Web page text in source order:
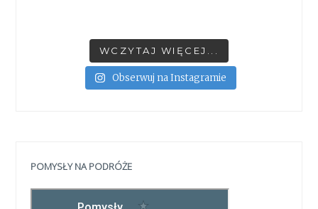
WCZYTAJ WIĘCEJ...
Obserwuj na Instagramie
POMYSŁY NA PODRÓŻE